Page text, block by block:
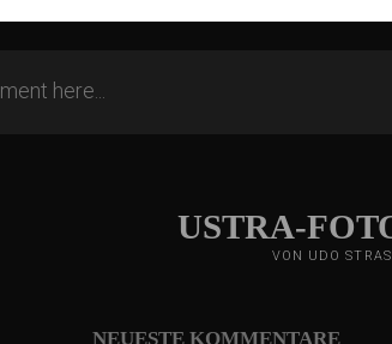
USTRA-
VON UDO
NEUESTE KOMMENTARE